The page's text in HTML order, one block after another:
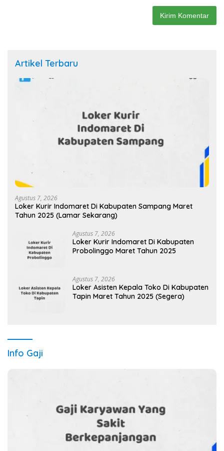
Artikel Terbaru
Agustus 7, 2026
Loker Kurir Indomaret Di Kabupaten Sampang Maret
Tahun 2025 (Lamar Sekarang)
Agustus 7, 2026
Loker Kurir Indomaret Di Kabupaten
Probolinggo Maret Tahun 2025
Agustus 7, 2026
Loker Asisten Kepala Toko Di Kabupaten
Tapin Maret Tahun 2025 (Segera)
Info Gaji